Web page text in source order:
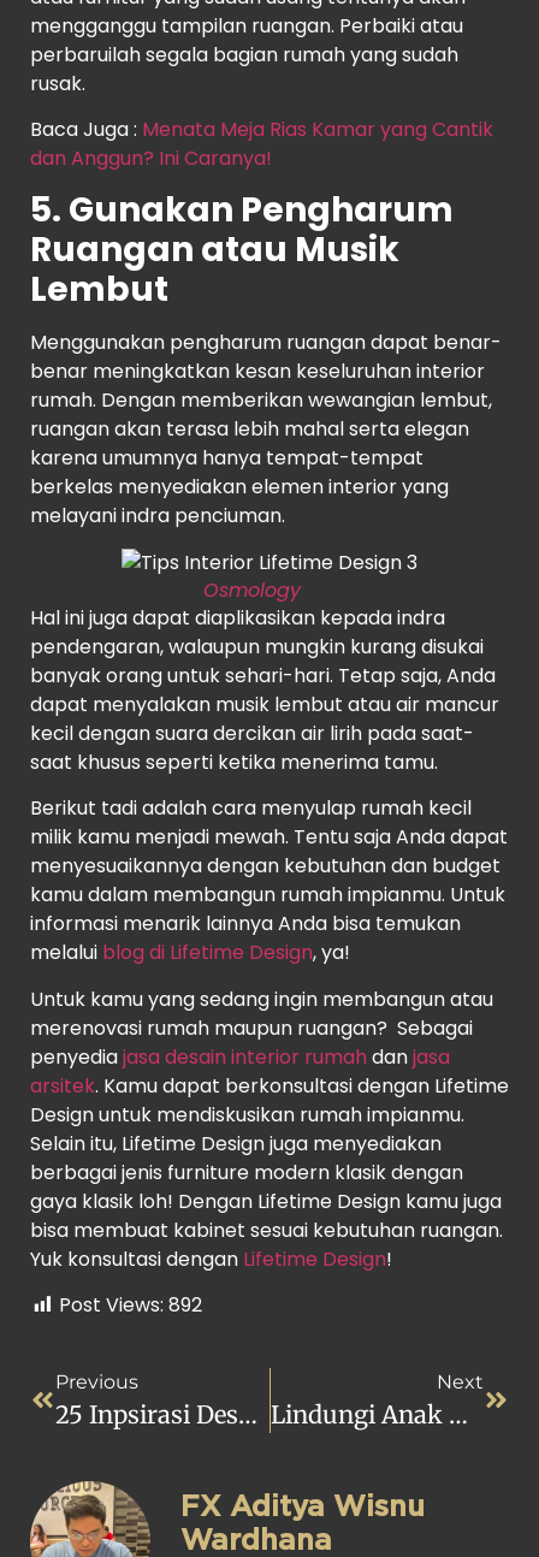
mengganggu tampilan ruangan. Perbaiki atau
perbaruilah segala bagian rumah yang sudah
rusak.
Baca Juga : Menata Meja Rias Kamar yang Cantik
dan Anggun? Ini Caranya!
5. Gunakan Pengharum
Ruangan atau Musik
Lembut
Menggunakan pengharum ruangan dapat benar-
benar meningkatkan kesan keseluruhan interior
rumah. Dengan memberikan wewangian lembut,
ruangan akan terasa lebih mahal serta elegan
karena umumnya hanya tempat-tempat
berkelas menyediakan elemen interior yang
melayani indra penciuman.
Osmology
Hal ini juga dapat diaplikasikan kepada indra
pendengaran, walaupun mungkin kurang disukai
banyak orang untuk sehari-hari. Tetap saja, Anda
dapat menyalakan musik lembut atau air mancur
kecil dengan suara dercikan air lirih pada saat-
saat khusus seperti ketika menerima tamu.
Berikut tadi adalah cara menyulap rumah kecil
milik kamu menjadi mewah. Tentu saja Anda dapat
menyesuaikannya dengan kebutuhan dan budget
kamu dalam membangun rumah impianmu. Untuk
informasi menarik lainnya Anda bisa temukan
melalui blog di Lifetime Design, ya!
Untuk kamu yang sedang ingin membangun atau
merenovasi rumah maupun ruangan? Sebagai
penyediajasa desain interior rumah danjasa
arsitek. Kamu dapat berkonsultasi dengan Lifetime
Design untuk mendiskusikan rumah impianmu.
Selain itu, Lifetime Design juga menyediakan
berbagai jenis furniture modern klasik dengan
gaya klasik loh! Dengan Lifetime Design kamu juga
bisa membuat kabinet sesuai kebutuhan ruangan.
Yuk konsultasi dengan Lifetime Design!
Post Views: 892
Previous
25 Inpsirasi Desain Ruang Baca Minimalis Terbaru, Dijamin Betah!
Next
Lindungi Anak Dengan Rumah Yang Aman Dan Nyaman!
FX Aditya Wisnu
Wardhana